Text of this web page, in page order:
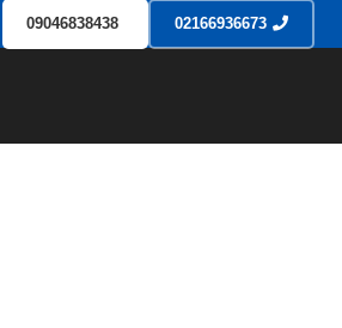
02166936673
09046838438